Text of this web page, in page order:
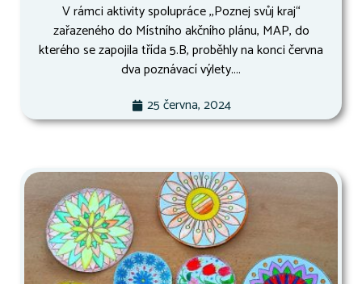
V rámci aktivity spolupráce ,,Poznej svůj kraj“
zařazeného do Místního akčního plánu, MAP, do
kterého se zapojila třída 5.B, proběhly na konci června
dva poznávací výlety....
25 června, 2024